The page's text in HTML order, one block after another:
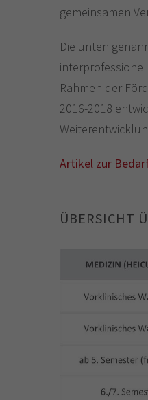
gemeinsamen
Die unten
Rahmen der
2016-2018
Artikel zur
ÜBERSICHT